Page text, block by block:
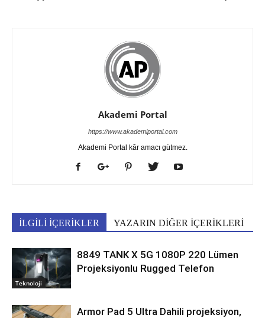
Akademi Portal
https://www.akademiportal.com
Akademi Portal kâr amacı gütmez.
İLGİLİ İÇERİKLER YAZARIN DİĞER İÇERİKLERİ
Teknoloji
8849 TANK X 5G 1080P 220 Lümen
Projeksiyonlu Rugged Telefon
Armor Pad 5 Ultra Dahili projeksiyon,